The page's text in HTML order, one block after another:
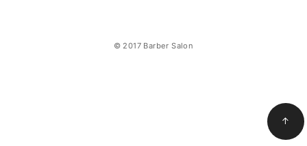
© 2017 Barber Salon
↑